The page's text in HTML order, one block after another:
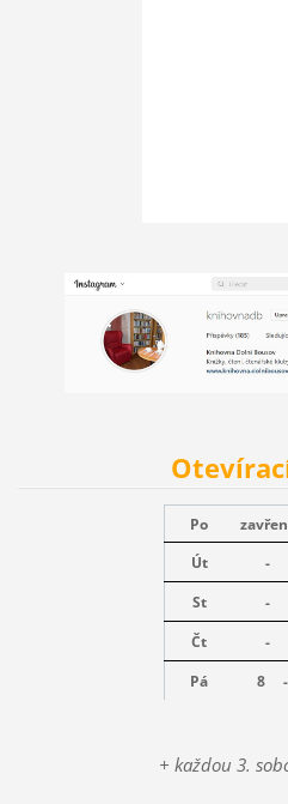
Po
Út
-
St
-
Čt
-
Pá
8 -
+ každou 3.